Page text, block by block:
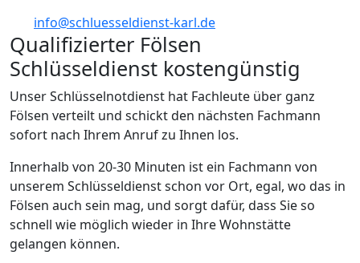
info@schluesseldienst-karl.de
Qualifizierter Fölsen
Schlüsseldienst kostengünstig
Unser Schlüsselnotdienst hat Fachleute über ganz
Fölsen verteilt und schickt den nächsten Fachmann
sofort nach Ihrem Anruf zu Ihnen los.
Innerhalb von 20-30 Minuten ist ein Fachmann von
unserem Schlüsseldienst schon vor Ort, egal, wo das in
Fölsen auch sein mag, und sorgt dafür, dass Sie so
schnell wie möglich wieder in Ihre Wohnstätte
gelangen können.